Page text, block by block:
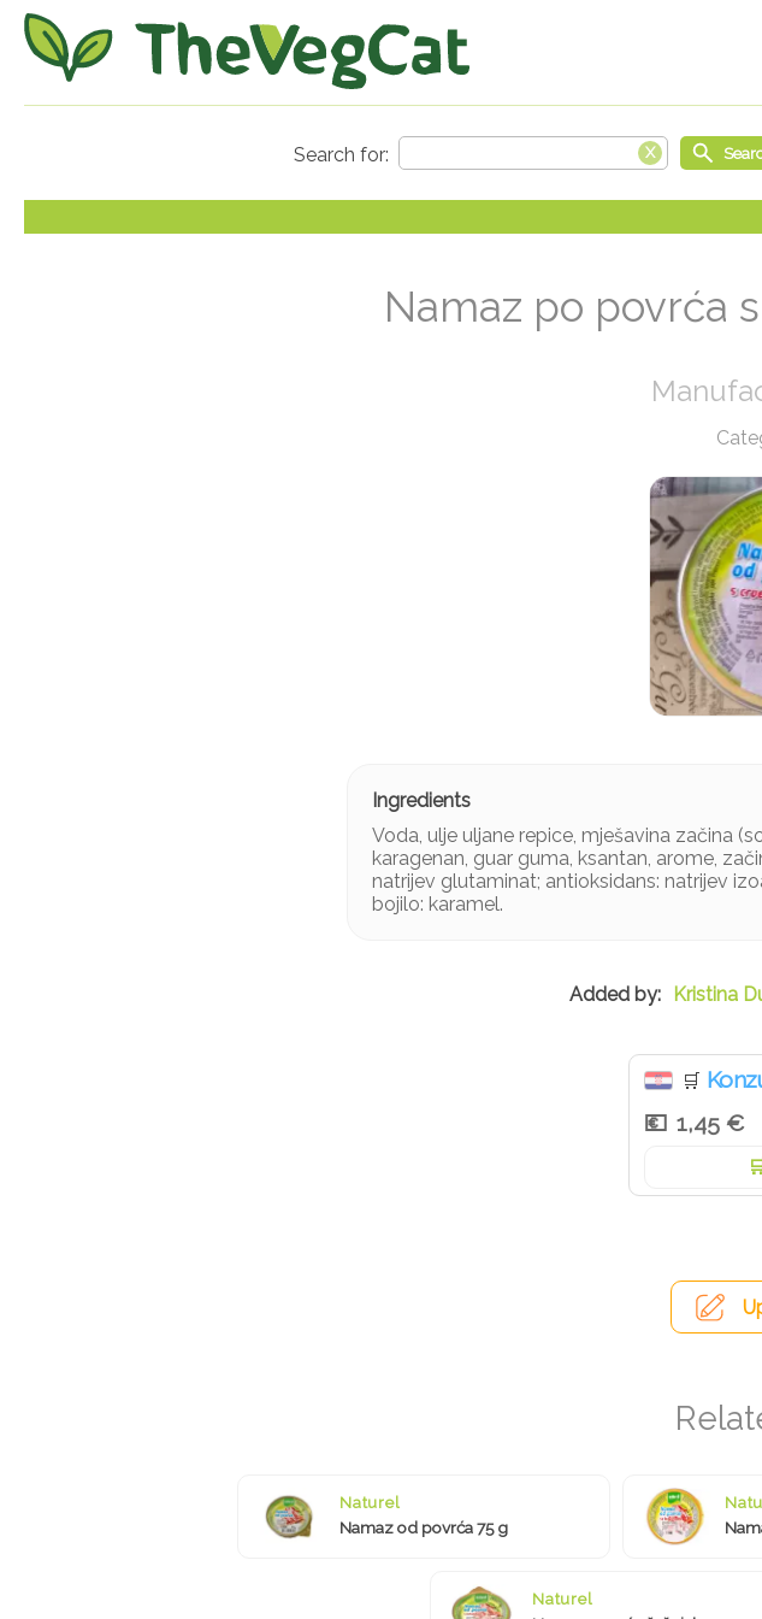
Namaz po povrća
Voda, ulje uljane repice, mješavina začina
karagenan, guar guma, ksantan, arome,
natrijev glutaminat; antioksidans: natrijev
bojilo: karamel.
Kristina
🛒
1,45 €
Naturel
Namaz od povrća 75 g
Naturel